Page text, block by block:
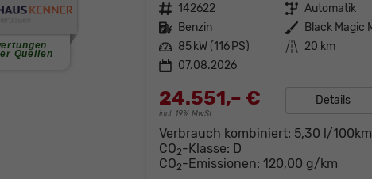
Fahrzeugnr. 142622 Getriebe Automatik
Kraftstoff Benzin Außenfarbe
Leistung 85 kW (116 PS) Kilometerstand 20 km
07.08.2026
24.551,– €
incl. 19% MwSt.
Details
Verbrauch kombiniert: 5,30 l/100km
CO2-Klasse: D
CO2-Emissionen: 120,00 g/km